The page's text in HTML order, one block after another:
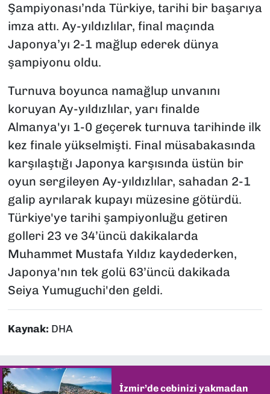
Şampiyonası’nda Türkiye, tarihi bir başarıya
imza attı. Ay-yıldızlılar, final maçında
Japonya’yı 2-1 mağlup ederek dünya
şampiyonu oldu.
Turnuva boyunca namağlup unvanını
koruyan Ay-yıldızlılar, yarı finalde
Almanya'yı 1-0 geçerek turnuva tarihinde ilk
kez finale yükselmişti. Final müsabakasında
karşılaştığı Japonya karşısında üstün bir
oyun sergileyen Ay-yıldızlılar, sahadan 2-1
galip ayrılarak kupayı müzesine götürdü.
Türkiye'ye tarihi şampiyonluğu getiren
golleri 23 ve 34’üncü dakikalarda
Muhammet Mustafa Yıldız kaydederken,
Japonya'nın tek golü 63’üncü dakikada
Seiya Yumuguchi'den geldi.
Kaynak: DHA
İzmir’de cebinizi yakmadan